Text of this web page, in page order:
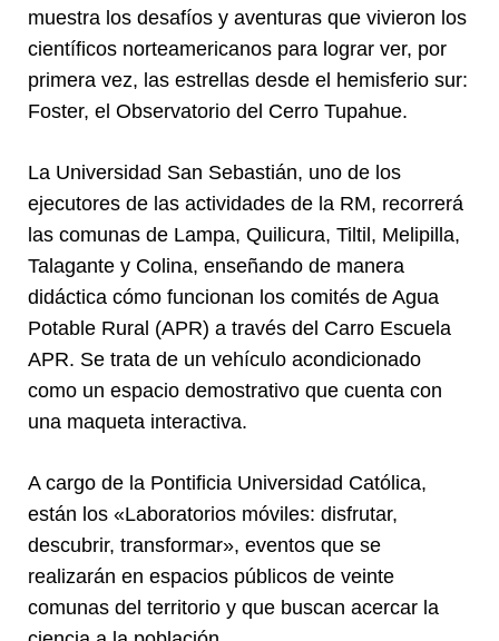
muestra los desafíos y aventuras que vivieron los
científicos norteamericanos para lograr ver, por
primera vez, las estrellas desde el hemisferio sur:
Foster, el Observatorio del Cerro Tupahue.
La Universidad San Sebastián, uno de los
ejecutores de las actividades de la RM, recorrerá
las comunas de Lampa, Quilicura, Tiltil, Melipilla,
Talagante y Colina, enseñando de manera
didáctica cómo funcionan los comités de Agua
Potable Rural (APR) a través del Carro Escuela
APR. Se trata de un vehículo acondicionado
como un espacio demostrativo que cuenta con
una maqueta interactiva.
A cargo de la Pontificia Universidad Católica,
están los «Laboratorios móviles: disfrutar,
descubrir, transformar», eventos que se
realizarán en espacios públicos de veinte
comunas del territorio y que buscan acercar la